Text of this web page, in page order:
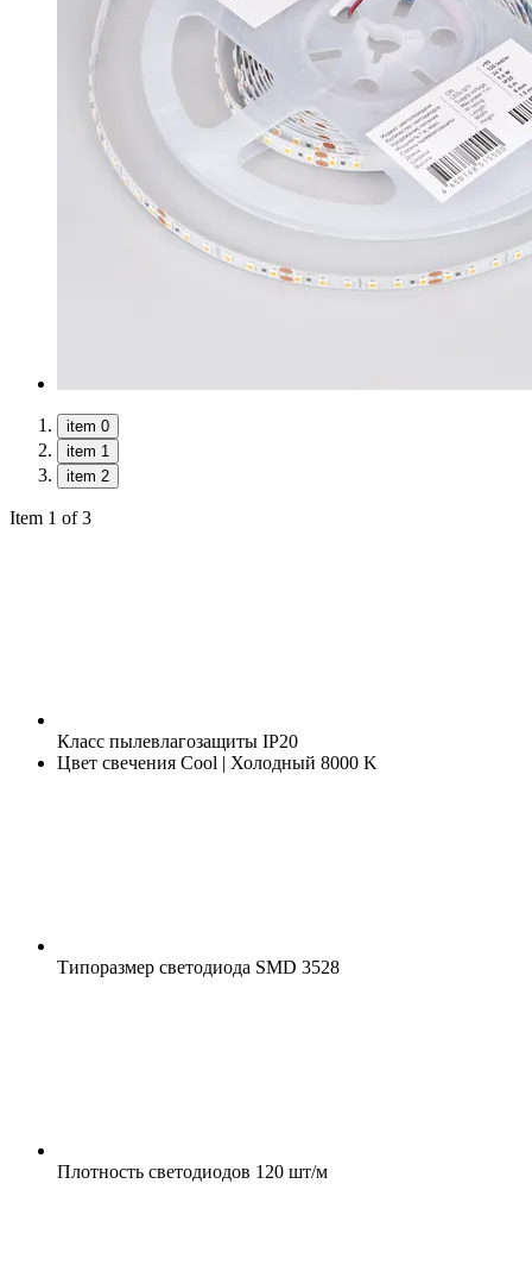
item 0
item 1
item 2
Item 1 of 3
Класс пылевлагозащиты IP20
Цвет свечения Cool | Холодный 8000 K
Типоразмер светодиода SMD 3528
Плотность светодиодов 120 шт/м